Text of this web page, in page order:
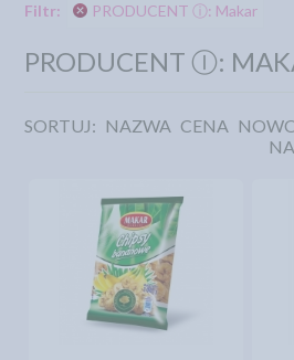
Filtr: PRODUCENT ⓘ: Makar
PRODUCENT Ⓘ:
SORTUJ: NAZWA CENA